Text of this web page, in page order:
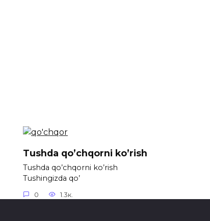
Tushda qo’chqorni ko’rish
Tushda qo’chqorni ko’rish
Tushingizda qo’
0 1.3к.